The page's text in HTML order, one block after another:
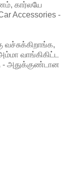
கார்லயே
Accessories -
வாங்கிகிட்ட
- அதுக்குண்டான